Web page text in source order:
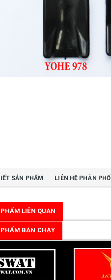
SẢN PHẨM LIÊN HỆ PHÂN PHỐI
LIÊN QUAN
BÁN CHẠY